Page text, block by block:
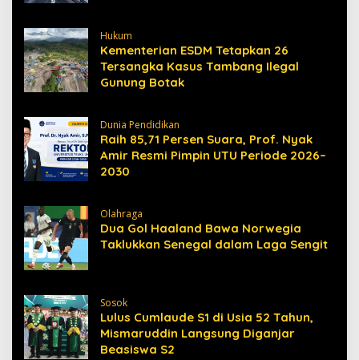
Hukum
Kementerian ESDM Tetapkan 26
Tersangka Kasus Tambang Ilegal
Gunung Botak
Dunia Pendidikan
Raih 85,71 Persen Suara, Prof. Nyak
Amir Resmi Pimpin UTU Periode 2026–
2030
Olahraga
Dua Gol Haaland Bawa Norwegia
Taklukkan Senegal dalam Laga Sengit
Sosok
Lulus Cumlaude S1 di Usia 52 Tahun,
Mismaruddin Langsung Diganjar
Beasiswa S2